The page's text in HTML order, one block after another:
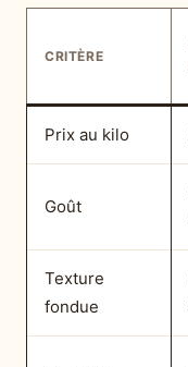
CRITÈRE
Prix au kilo
Goût
Texture
fondue